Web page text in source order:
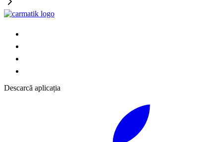
Descarcă aplicația